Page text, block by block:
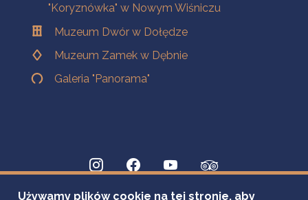
"Koryznówka" w Nowym Wiśniczu
Muzeum Dwór w Dołędze
Muzeum Zamek w Dębnie
Galeria "Panorama"
Używamy plików cookie na tej stronie, aby